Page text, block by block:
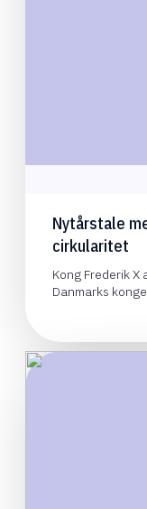
Nytårstale
cirkularitet
Kong Frederik
Danmarks